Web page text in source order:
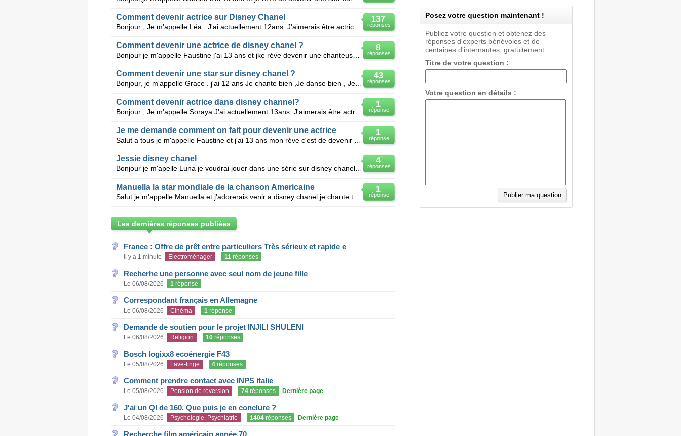
137
réponses
Comment devenir actrice sur Disney Chanel
Bonjour , Je m'appelle Léa . J'ai actuellement 12ans. J'aimerais être actrice sur Disney Chanel . J'
8
réponses
Comment devenir une actrice de disney chanel ?
Bonjour je m'appelle Faustine j'ai 13 ans et jke réve devenir une chanteuse , danseuse et actrice co
43
réponses
Comment devenir une star sur disney chanel ?
Bonjour, je m'appelle Grace . j'ai 12 ans Je chante bien ,Je danse bien , Je sais bien jouer la
1
réponse
Comment devenir actrice dans disney channel?
Bonjour , Je m'appelle Soraya J'ai actuellement 13ans. J'aimerais être actrice sur Disney Chanel . J
1
réponse
Je me demande comment on fait pour devenir une actrice
4
réponses
Jessie disney chanel
Bonjour je m'apelle Luna je voudrai jouer dans une série sur disney chanel jessie je sui fan d'eux s
1
réponse
Manuella la star mondiale de la chanson Americaine
Salut je m'appelle Manuella et j'adorerais venir a disney chanel je chante trop bien et et je connai
Les dernières réponses publiées
France : Offre de prêt entre particuliers Très sérieux et rapide e
Il y a 1 minute Electroménager 11réponses
Recherhe une personne avec seul nom de jeune fille
Le 06/08/2026 1réponse
Correspondant français en Allemagne
Le 06/08/2026 Cinéma 1réponse
Demande de soutien pour le projet INJILI SHULENI
Le 06/08/2026 Religion 10réponses
Bosch logixx8 ecoénergie F43
Le 05/08/2026 Lave-linge 4réponses
Comment prendre contact avec INPS italie
Le 05/08/2026 Pension de réversion 74réponses Dernière page
J'ai un QI de 160. Que puis je en conclure ?
Le 04/08/2026 Psychologie, Psychiatrie 1404réponses Dernière page
Recherche film américain année 70
Posez votre question maintenant !
Publiez votre question et obtenez des
réponses d'experts bénévoles et de
centaines d'internautes, gratuitement.
Titre de votre question :
Votre question en détails :